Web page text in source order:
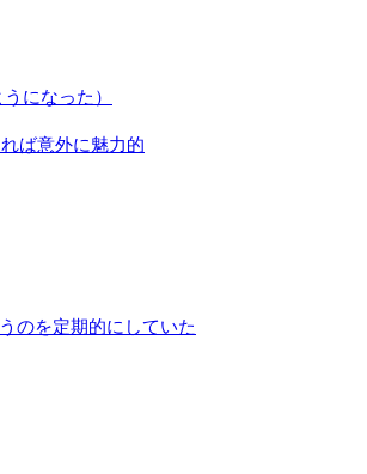
になった）
ば意外に魅力的
のを定期的にしていた